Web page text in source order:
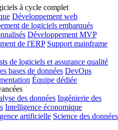
à cycle complet
Développement web
de logiciels embarqués
Développement MVP
de l'ERP Support mainframe
de logiciels et assurance qualité
bases de données DevOps
Équipe dédiée
des données Ingénierie des
Intelligence économique
artificielle Science des données